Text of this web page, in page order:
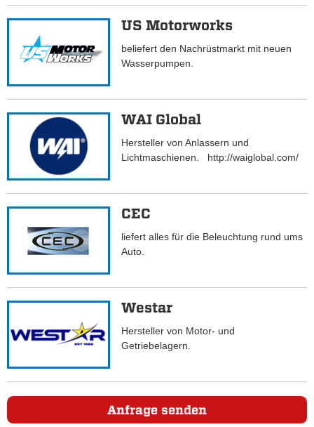
US Motorworks
beliefert den Nachrüstmarkt mit neuen
Wasserpumpen.
WAI Global
Hersteller von Anlassern und
Lichtmaschienen. http://waiglobal.com/
CEC
liefert alles für die Beleuchtung rund ums
Auto.
Westar
Hersteller von Motor- und
Getriebelagern.
Anfrage senden